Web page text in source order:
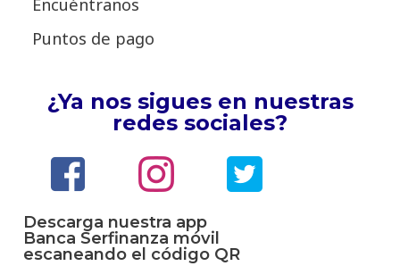
Encuéntranos
Puntos de pago
¿Ya nos sigues en nuestras
redes sociales?
Descarga nuestra app
Banca Serfinanza móvil
escaneando el código QR